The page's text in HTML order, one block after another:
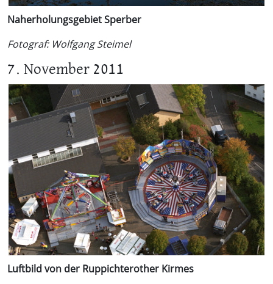
Naherholungsgebiet Sperber
Fotograf: Wolfgang Steimel
7. November 2011
Luftbild von der Ruppichterother Kirmes